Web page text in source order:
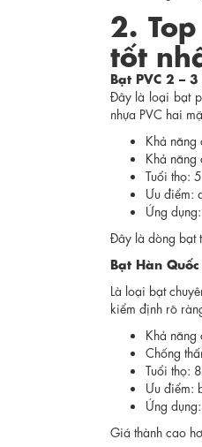
2.
tốt
Bạt PVC 2 –
Đây là loại bạt
nhựa PVC hai
Khả
Khả năng
Tuổi thọ:
Ưu điểm:
Ứng
Đây là dòng bạt
Bạt Hàn
Là loại bạt
kiểm định rõ
Khả năng
Chống
Tuổi thọ:
Ưu điểm:
Ứng
Giá thành cao